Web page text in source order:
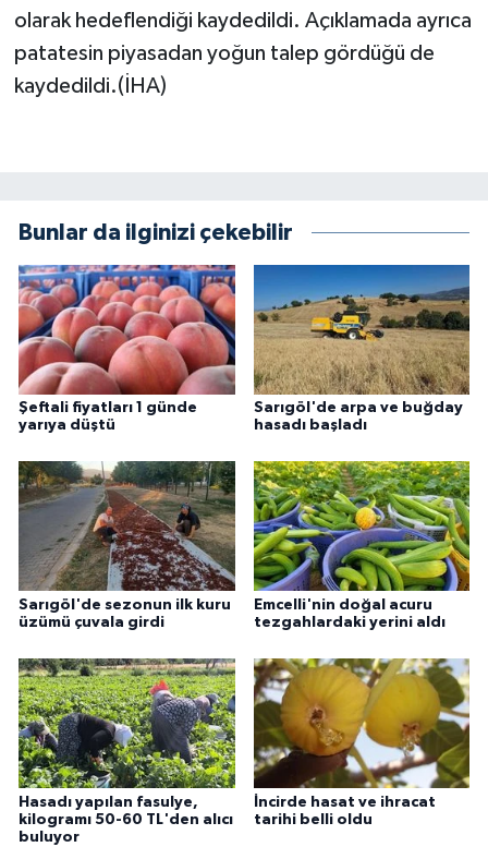
olarak hedeflendiği kaydedildi. Açıklamada ayrıca
patatesin piyasadan yoğun talep gördüğü de
kaydedildi.(İHA)
Bunlar da ilginizi çekebilir
Şeftali fiyatları 1 günde
yarıya düştü
Sarıgöl'de arpa ve buğday
hasadı başladı
Sarıgöl'de sezonun ilk kuru
üzümü çuvala girdi
Emcelli'nin doğal acuru
tezgahlardaki yerini aldı
Hasadı yapılan fasulye,
kilogramı 50-60 TL'den alıcı
buluyor
İncirde hasat ve ihracat
tarihi belli oldu